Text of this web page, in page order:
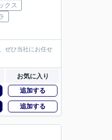
クス
ぜひ当社にお任せ
お気に入り
追加する
追加する